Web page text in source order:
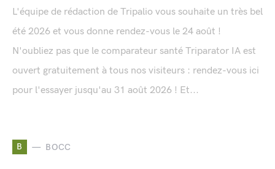
L'équipe de rédaction de Tripalio vous souhaite un très bel
été 2026 et vous donne rendez-vous le 24 août !
N'oubliez pas que le comparateur santé Triparator IA est
ouvert gratuitement à tous nos visiteurs : rendez-vous ici
pour l'essayer jusqu'au 31 août 2026 ! Et...
B BOCC